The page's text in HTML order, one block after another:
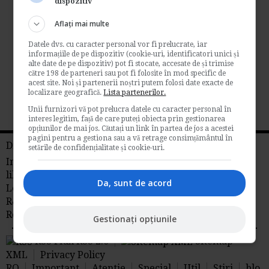
individuala in 2013
Contabilul.ro
O intreprindere individuala neplatitoare de
TVA, fara salariati, trebuie sa depuna
declaratiile...
Contabilitate si fiscalitate
→Citeste mai departe
Din reteaua RS
Info tva
Fiscalitate Contabilitate
Timp
liber
Legislatia Muncii
Management
R&S
Romania
AdSense
RSS Flux RSS 2.0
Sitemap
XML
Privacy Policy
Aflați mai multe
Datele dvs. cu caracter personal vor fi prelucrate, iar
informațiile de pe dispozitiv (cookie-uri, identificatori unici și
alte date de pe dispozitiv) pot fi stocate, accesate de și trimise
către 198 de parteneri sau pot fi folosite în mod specific de
acest site. Noi și partenerii noștri putem folosi date exacte de
localizare geografică.Lista partenerilor.
Unii furnizori vă pot prelucra datele cu caracter personal în
interes legitim, față de care puteți obiecta prin gestionarea
opțiunilor de mai jos. Căutați un link în partea de jos a acestei
pagini pentru a gestiona sau a vă retrage consimțământul în
setările de confidențialitate și cookie-uri.
Da, sunt de acord
Gestionați opțiunile